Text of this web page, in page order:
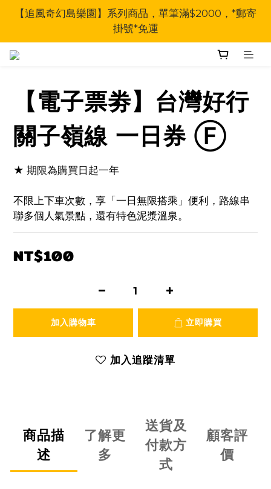
【追風奇幻島樂園】系列商品，單筆滿$2000，*郵寄
掛號*免運
【電子票劵】台灣好行
關子嶺線 一日券 Ⓕ
★ 期限為購買日起一年
不限上下車次數，享「一日無限搭乘」便利，路線串
聯多個人氣景點，還有特色泥漿溫泉。
NT$100
加入購物車 立即購買
加入追蹤清單
商品描
述
了解更
多
送貨及
付款方
式
顧客評
價